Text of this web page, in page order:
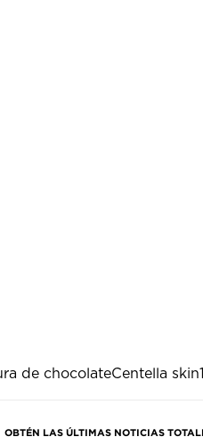
de chocolateCentella
OBTÉN LAS ÚLTIMAS NOTICIAS